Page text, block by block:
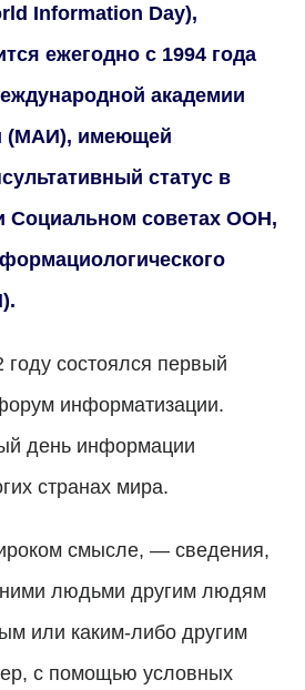
Information Day),
ежегодно с 1994 года
академии
(МАИ), имеющей
статус в
Социальном советах ООН,
году состоялся первый
информатизации.
день информации
странах мира.
смысле, — сведения,
людьми другим людям
или каким-либо другим
с помощью условных